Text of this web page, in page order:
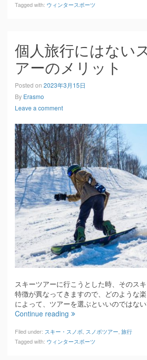
Tagged with: ウィンタースポーツ
個人旅行にはない
アーのメリット
Posted on 2023年3月15日
By Erasmo
Leave a comment
スキーツアーに行こうとした時、そのス
特徴が異なってきますので、どのような
によって、ツアーを選ぶといいのではない
Continue reading
Filed under: スキー・スノボ スノボツアー 旅行
Tagged with: ウィンタースポーツ